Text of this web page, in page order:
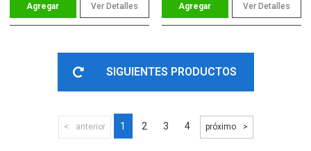
Ver Detalles Ver Detalles
SIGUIENTES PRODUCTOS
anterior 1 2 3 4 próximo